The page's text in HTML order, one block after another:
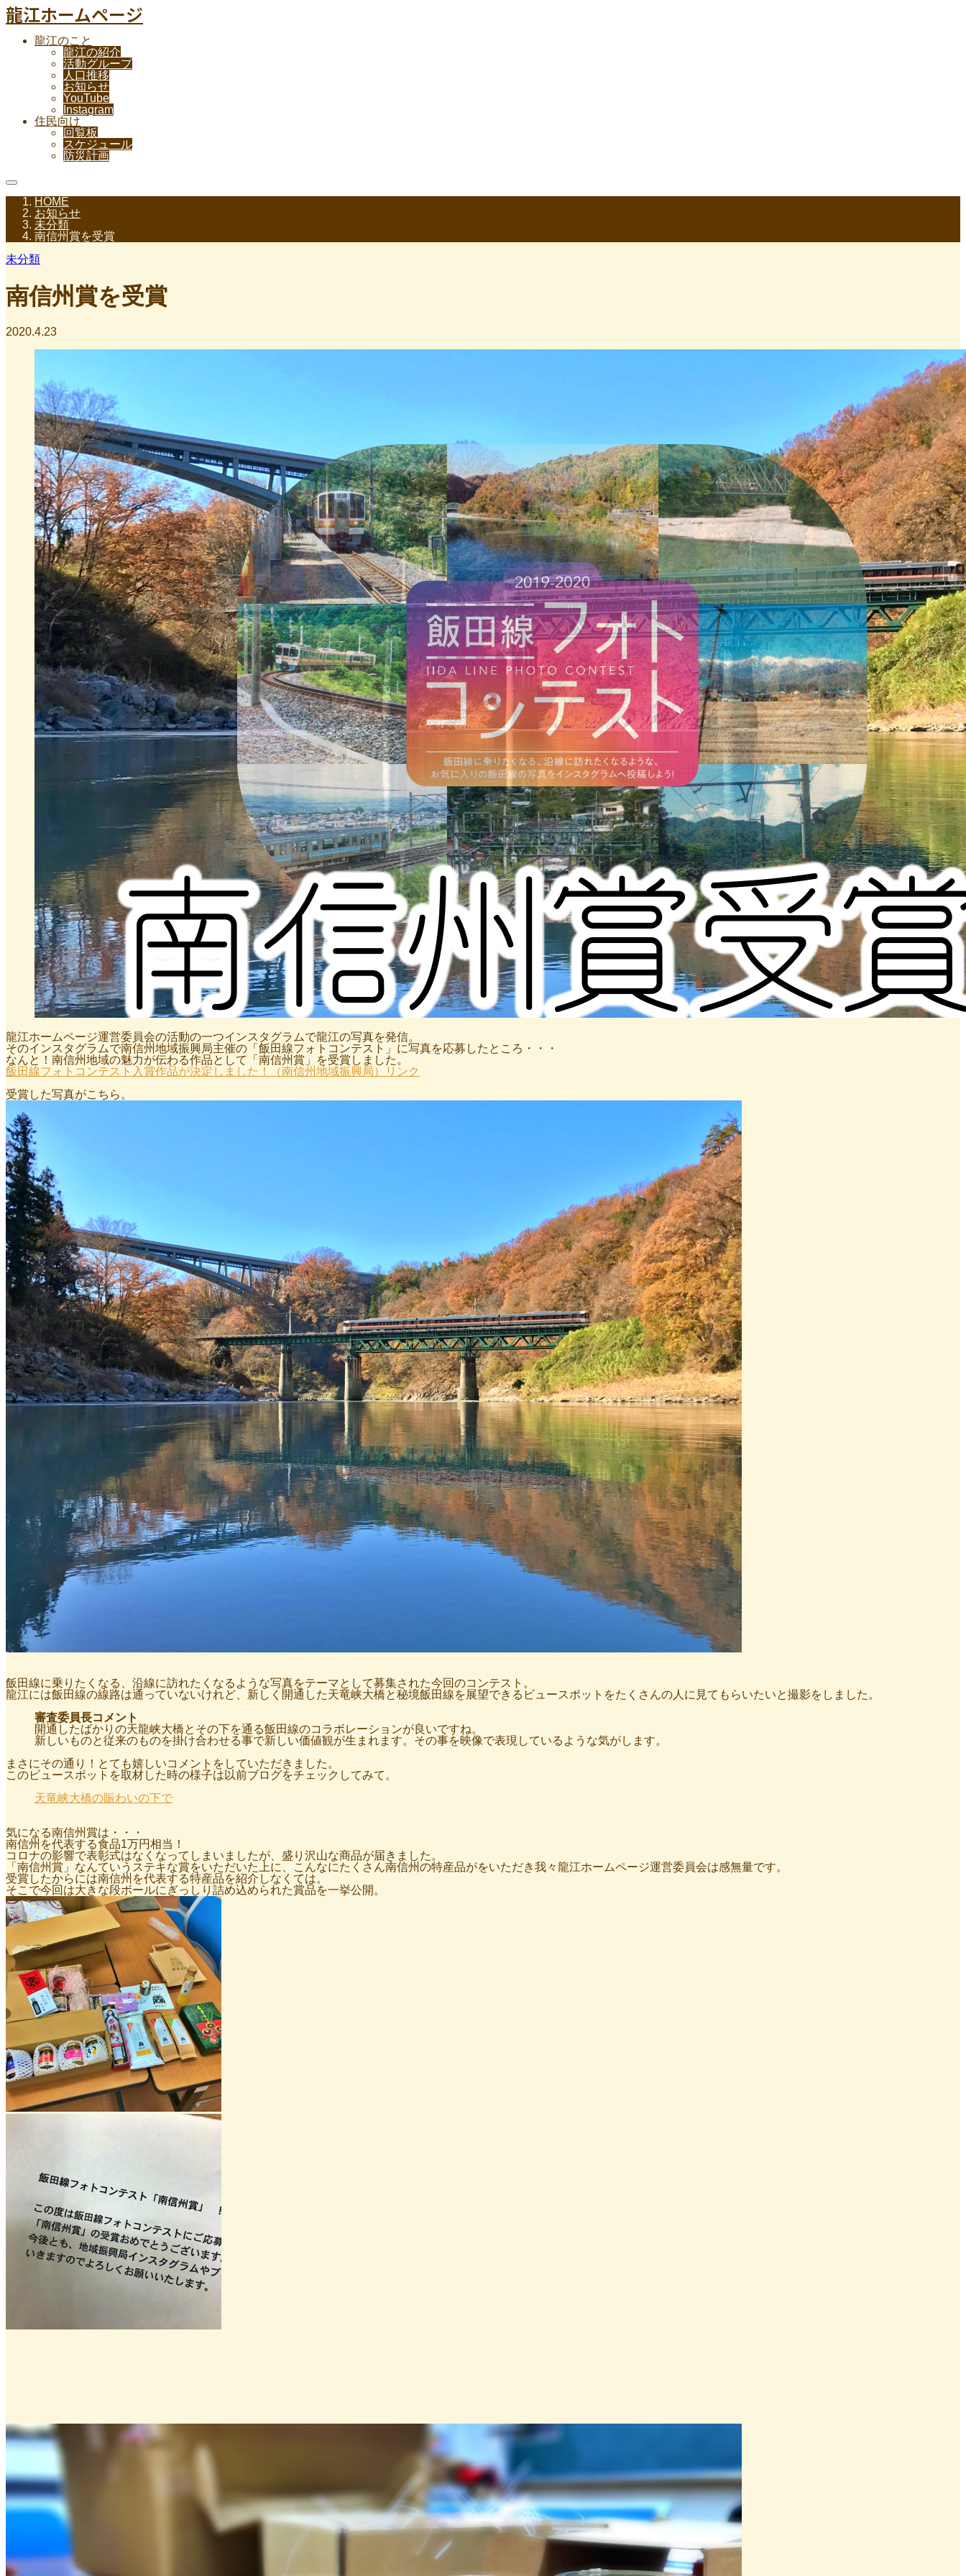
龍江ホームページ
龍江のこと
龍江の紹介
活動グループ
人口推移
お知らせ
YouTube
Instagram
住民向け
回覧板
スケジュール
防災計画
HOME
お知らせ
未分類
南信州賞を受賞
未分類
南信州賞を受賞
2020.4.23
龍江ホームページ運営委員会の活動の一つインスタグラムで龍江の写真を発信。
そのインスタグラムで南信州地域振興局主催の「飯田線フォトコンテスト」に写真を応募したところ・・・
なんと！南信州地域の魅力が伝わる作品として「南信州賞」を受賞しました。
飯田線フォトコンテスト入賞作品が決定しました！（南信州地域振興局）リンク
受賞した写真がこちら。
飯田線に乗りたくなる、沿線に訪れたくなるような写真をテーマとして募集された今回のコンテスト。
龍江には飯田線の線路は通っていないけれど、新しく開通した天竜峡大橋と秘境飯田線を展望できるビュースポットをたくさんの人に見てもらいたいと撮影をしました。
審査委員長コメント
開通したばかりの天龍峡大橋とその下を通る飯田線のコラボレーションが良いですね。
新しいものと従来のものを掛け合わせる事で新しい価値観が生まれます。その事を映像で表現しているような気がします。
まさにその通り！とても嬉しいコメントをしていただきました。
このビュースポットを取材した時の様子は以前ブログをチェックしてみて。
天竜峡大橋の賑わいの下で
気になる南信州賞は・・・
南信州を代表する食品1万円相当！
コロナの影響で表彰式はなくなってしまいましたが、盛り沢山な商品が届きました。
「南信州賞」なんていうステキな賞をいただいた上に、こんなにたくさん南信州の特産品がをいただき我々龍江ホームページ運営委員会は感無量です。
受賞したからには南信州を代表する特産品を紹介しなくては。
そこで今回は大きな段ボールにぎっしり詰め込められた賞品を一挙公開。